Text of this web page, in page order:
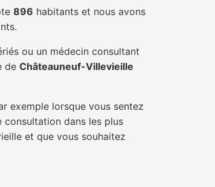
896 habitants et nous avons
ou un médecin consultant
de Châteauneuf-Villevieille
exemple lorsque vous sentez
dans les plus
et que vous souhaitez